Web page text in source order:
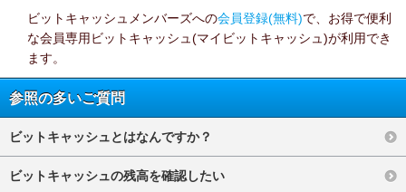
ビットキャッシュメンバーズへの会員登録(無料)で、お得で便利
な会員専用ビットキャッシュ(マイビットキャッシュ)が利用でき
ます。
参照の多いご質問
ビットキャッシュとはなんですか？
ビットキャッシュの残高を確認したい